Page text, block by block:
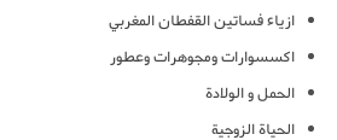
ازياء فساتين القفطان المغربي
اكسسوارات ومجوهرات وعطور
الحمل و الولادة
الحياة الزوجية